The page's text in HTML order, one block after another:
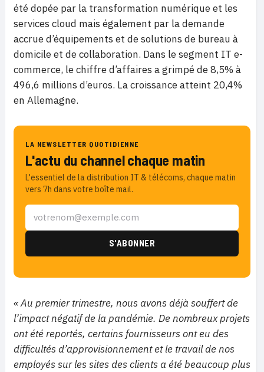
été dopée par la transformation numérique et les
services cloud mais également par la demande
accrue d’équipements et de solutions de bureau à
domicile et de collaboration. Dans le segment IT e-
commerce, le chiffre d’affaires a grimpé de 8,5% à
496,6 millions d’euros. La croissance atteint 20,4%
en Allemagne.
LA NEWSLETTER QUOTIDIENNE
L'actu du channel chaque matin
L'essentiel de la distribution IT & télécoms, chaque matin
vers 7h dans votre boîte mail.
« Au premier trimestre, nous avons déjà souffert de
l’impact négatif de la pandémie. De nombreux projets
ont été reportés, certains fournisseurs ont eu des
difficultés d’approvisionnement et le travail de nos
employés sur les sites des clients a été beaucoup plus